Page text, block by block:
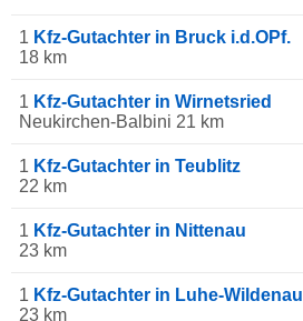
1 Kfz-Gutachter in Bruck i.d.OPf.
18 km
1 Kfz-Gutachter in Wirnetsried
Neukirchen-Balbini 21 km
1 Kfz-Gutachter in Teublitz
22 km
1 Kfz-Gutachter in Nittenau
23 km
1 Kfz-Gutachter in Luhe-Wildenau
23 km